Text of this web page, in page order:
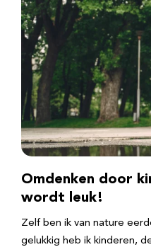
Omdenken door
wordt leuk!
Zelf ben ik van nature
gelukkig heb ik kinderen,